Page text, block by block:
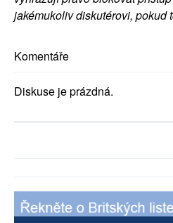
jakémukoliv diskutérovi, pokud
Komentáře
Diskuse je prázdná.